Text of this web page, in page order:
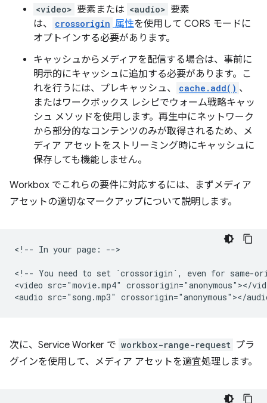
<video> 要素または <audio> 要素
は、
crossorigin 属性を使用して CORS モードに
オプトインする必要があります。
キャッシュからメディアを配信する場合は、事前に
明示的にキャッシュに追加する必要があります。こ
れを行うには、プレキャッシュ、
cache.add() 、
またはワークボックス レシピでウォーム戦略キャッ
シュ メソッドを使用します。再生中にネットワーク
から部分的なコンテンツのみが取得されるため、メ
ディア アセットをストリーミング時にキャッシュに
保存しても機能しません。
Workbox でこれらの要件に対応するには、まずメディア
アセットの適切なマークアップについて説明します。
<!-- In your page: -->
<!-- You need to set `crossorigin`, even for same-
<video src="movie.mp4" crossorigin="anonymous"></
次に、Service Worker で workbox-range-request プラ
グインを使用して、メディア アセットを適宜処理します。